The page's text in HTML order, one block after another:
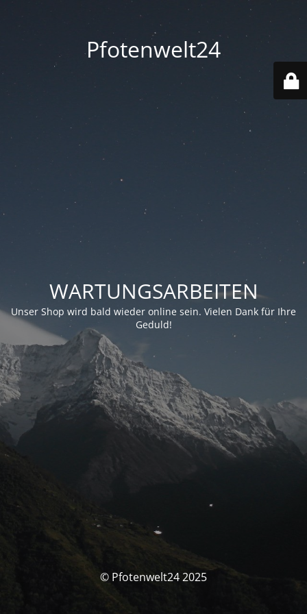
Pfotenwelt24
WARTUNGSARBEITEN
Unser Shop wird bald wieder online sein. Vielen Dank für Ihre
Geduld!
© Pfotenwelt24 2025